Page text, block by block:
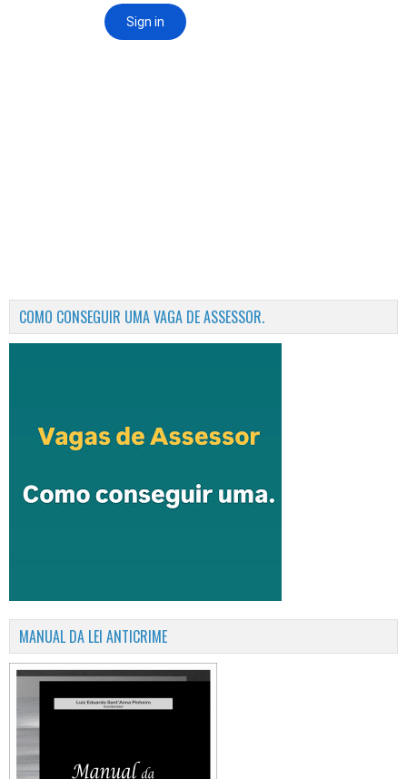
COMO CONSEGUIR UMA VAGA DE ASSESSOR.
MANUAL DA LEI ANTICRIME